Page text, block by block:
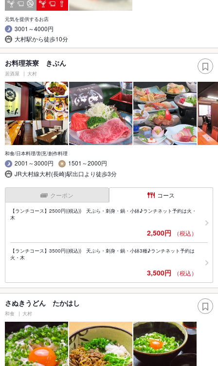
元気を提供するお店
3001～4000円
大村駅から徒歩10分
お料理茶寮 きぶん
居酒屋 大村
和食/日本料理/割烹/創作料理
2001～3000円
1501～2000円
JR大村線大村(長崎)駅出口より徒歩3分
クーポン コース
【ランチコース】2500円((税込)) 天ぷら・刺身・鍋・小鉢♪ランチネット予約は火・
木
2,500円 （税込）
【ランチコース】3500円((税込)) 天ぷら・刺身・鍋・小鉢3種♪ランチネット予約は
火・木
3,500円 （税込）
さぬきうどん たかはし
和食 大村